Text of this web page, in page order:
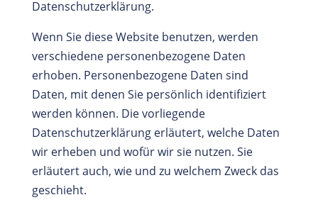
Datenschutzerklärung.
Wenn Sie diese Website benutzen, werden
verschiedene personenbezogene Daten
erhoben. Personenbezogene Daten sind
Daten, mit denen Sie persönlich identifiziert
werden können. Die vorliegende
Datenschutzerklärung erläutert, welche Daten
wir erheben und wofür wir sie nutzen. Sie
erläutert auch, wie und zu welchem Zweck das
geschieht.